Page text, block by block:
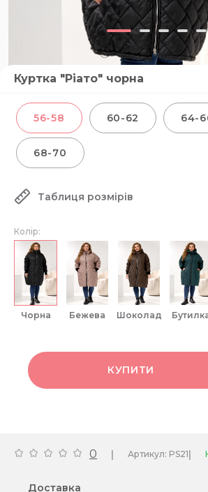
Куртка "Ріато" чорна
56-58 60-62 64-
68-70
Таблиця розмірів
Колір:
чорна бежева шоколад
КУПИТИ
0 | Артикул: PS21|
Доставка